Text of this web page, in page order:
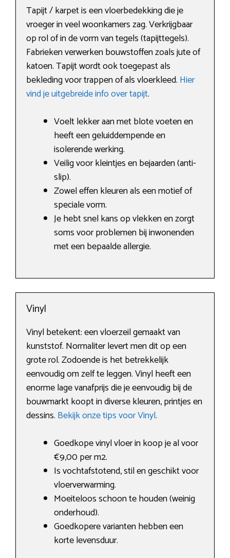
Tapijt / karpet is een vloerbedekking die je
vroeger in veel woonkamers zag. Verkrijgbaar
op rol of in de vorm van tegels (tapijttegels).
Fabrieken verwerken bouwstoffen zoals jute of
katoen. Tapijt wordt ook toegepast als
bekleding voor trappen of als vloerkleed. Hier
vind je uitgebreide info over tapijt.
Voelt lekker aan met blote voeten en
heeft een geluiddempende en
isolerende werking.
Veilig voor kleintjes en bejaarden (anti-
slip).
Zowel effen kleuren als een motief of
speciale vorm.
Je hebt snel kans op vlekken en zorgt
soms voor problemen bij inwonenden
met een bepaalde allergie.
Vinyl
Vinyl betekent: een vloerzeil gemaakt van
kunststof. Normaliter levert men dit op een
grote rol. Zodoende is het betrekkelijk
eenvoudig om zelf te leggen. Vinyl heeft een
enorme lage vanafprijs die je eenvoudig bij de
bouwmarkt koopt in diverse kleuren, printjes en
dessins. Bekijk onze tips voor Vinyl.
Goedkope vinyl vloer in koop je al voor
€9,00 per m2.
Is vochtafstotend, stil en geschikt voor
vloerverwarming.
Moeiteloos schoon te houden (weinig
onderhoud).
Goedkopere varianten hebben een
korte levensduur.